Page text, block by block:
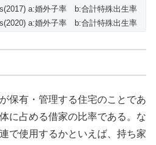
a:婚外子率 b:合計特殊出生率
a:婚外子率 b:合計特殊出生率
保有・管理する住宅のことであ
に占める借家の比率である。な
で使用するかといえば、持ち家